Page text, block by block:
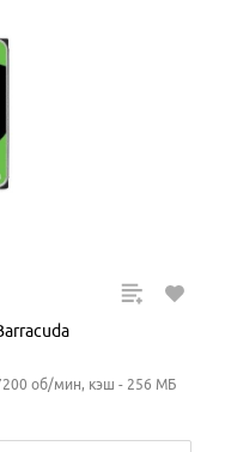
об/мин, кэш - 256 МБ